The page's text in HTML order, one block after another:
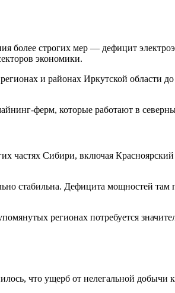
более строгих мер — дефицит
экономики.
и районах Иркутской области
ферм, которые работают в
частях Сибири, включая
стабильна. Дефицита мощностей
регионах потребуется
что ущерб от нелегальной добычи